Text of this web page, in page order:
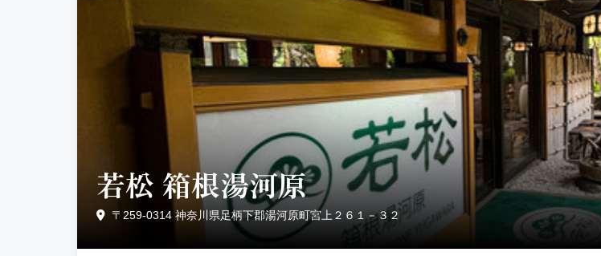
若松 箱根湯河原
〒259-0314 神奈川県足柄下郡湯河原町宮上２６１－３２